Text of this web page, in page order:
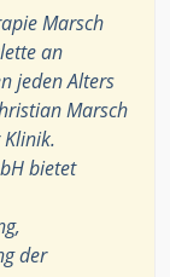
Marsch
an
jeden Alters
Marsch
bietet
der